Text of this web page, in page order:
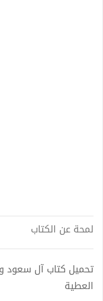
لمحة عن الكتاب
العطية